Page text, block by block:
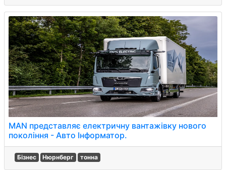
MAN представляє електричну вантажівку нового
покоління - Авто Інформатор.
Бізнес Нюрнберг тонна